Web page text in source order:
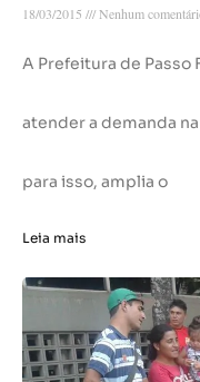
18/03/2015 Nenhum
A Prefeitura de Passo
atender a demanda
para isso, amplia o
Leia mais